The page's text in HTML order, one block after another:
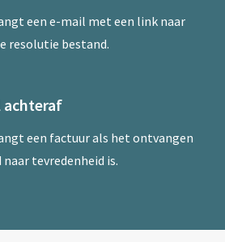
een e-mail met een link naar
resolutie bestand.
achteraf
een factuur als het ontvangen
naar tevredenheid is.